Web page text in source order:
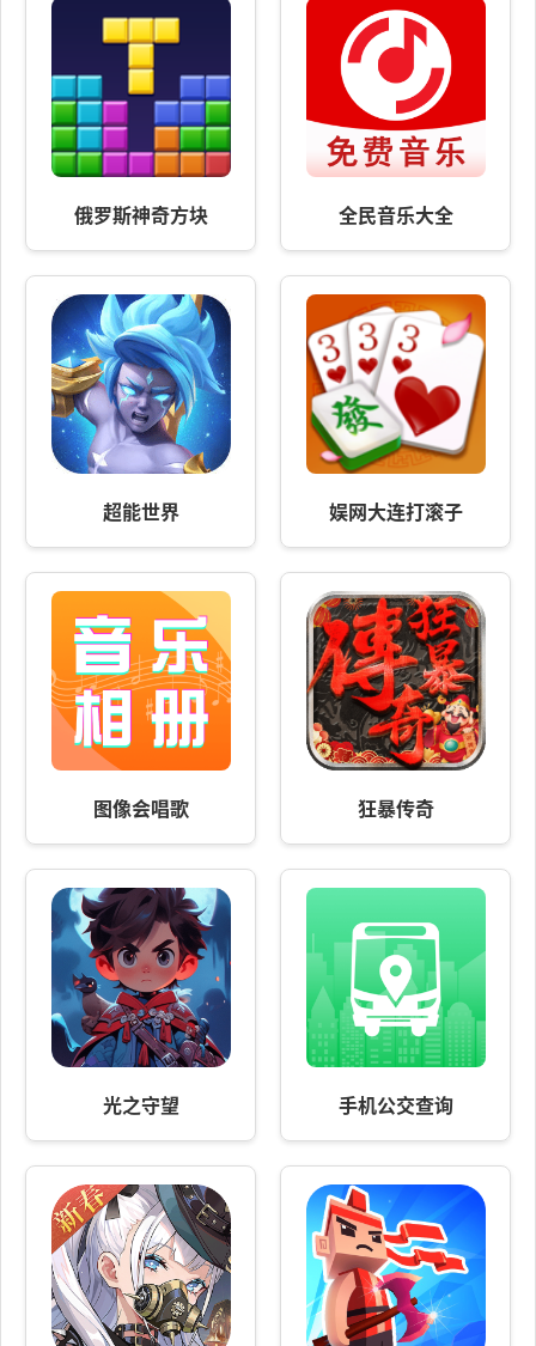
俄罗斯神奇方块 全民音乐大全
超能世界 娱网大连打滚子
图像会唱歌 狂暴传奇
光之守望 手机公交查询